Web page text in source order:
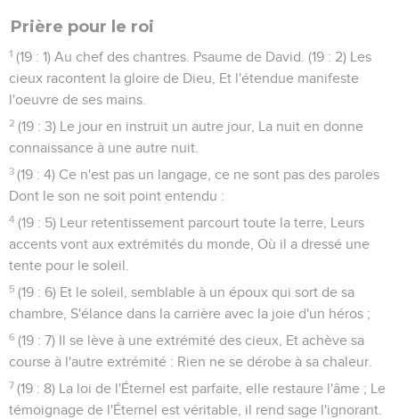
Prière pour le roi
1 (19 : 1) Au chef des chantres. Psaume de David. (19 : 2) Les
cieux racontent la gloire de Dieu, Et l'étendue manifeste
l'oeuvre de ses mains.
2 (19 : 3) Le jour en instruit un autre jour, La nuit en donne
connaissance à une autre nuit.
3 (19 : 4) Ce n'est pas un langage, ce ne sont pas des paroles
Dont le son ne soit point entendu :
4 (19 : 5) Leur retentissement parcourt toute la terre, Leurs
accents vont aux extrémités du monde, Où il a dressé une
tente pour le soleil.
5 (19 : 6) Et le soleil, semblable à un époux qui sort de sa
chambre, S'élance dans la carrière avec la joie d'un héros ;
6 (19 : 7) Il se lève à une extrémité des cieux, Et achève sa
course à l'autre extrémité : Rien ne se dérobe à sa chaleur.
7 (19 : 8) La loi de l'Éternel est parfaite, elle restaure l'âme ; Le
témoignage de l'Éternel est véritable, il rend sage l'ignorant.